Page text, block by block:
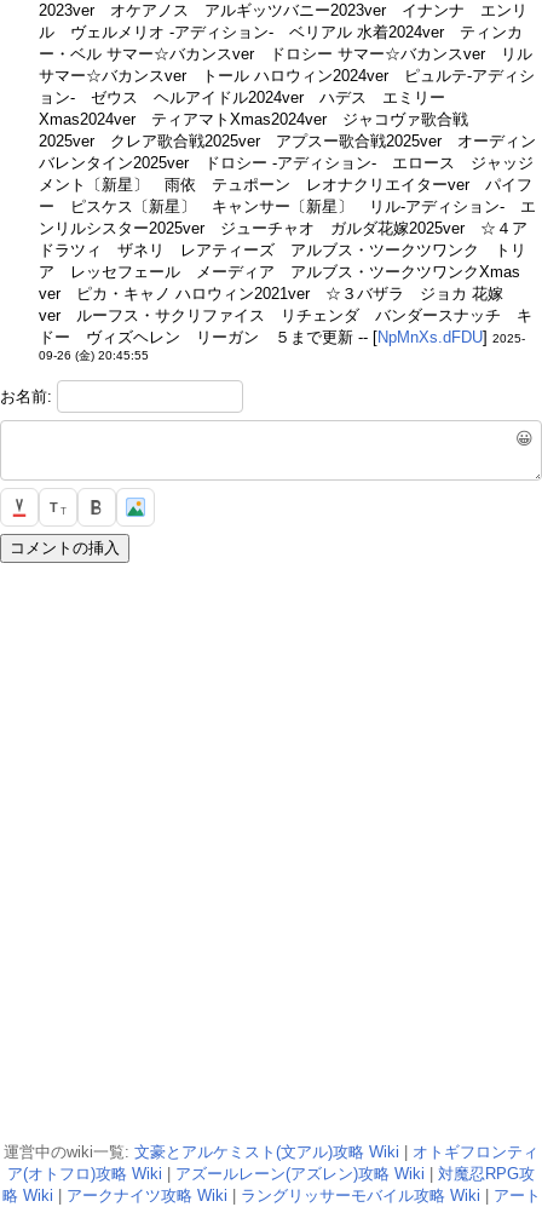
2023ver オケアノス アルギッツバニー2023ver イナンナ エンリ
ル ヴェルメリオ -アディション- ベリアル 水着2024ver ティンカ
ー・ベル サマー☆バカンスver ドロシー サマー☆バカンスver リル
サマー☆バカンスver トール ハロウィン2024ver ピュルテ-アディシ
ョン- ゼウス ヘルアイドル2024ver ハデス エミリー
Xmas2024ver ティアマトXmas2024ver ジャコヴァ歌合戦
2025ver クレア歌合戦2025ver アプスー歌合戦2025ver オーディン
バレンタイン2025ver ドロシー -アディション- エロース ジャッジ
メント〔新星〕 雨依 テュポーン レオナクリエイターver パイフ
ー ピスケス〔新星〕 キャンサー〔新星〕 リル-アディション- エ
ンリルシスター2025ver ジューチャオ ガルダ花嫁2025ver ☆４ア
ドラツィ ザネリ レアティーズ アルブス・ツークツワンク トリ
ア レッセフェール メーディア アルブス・ツークツワンクXmas
ver ピカ・キャノ ハロウィン2021ver ☆３バザラ ジョカ 花嫁
ver ルーフス・サクリファイス リチェンダ バンダースナッチ キ
ドー ヴィズヘレン リーガン ５まで更新 -- [NpMnXs.dFDU] 2025-
09-26 (金) 20:45:55
お名前:
😀
T T
運営中のwiki一覧: 文豪とアルケミスト(文アル)攻略 Wiki
オトギフロンティ
ア(オトフロ)攻略 Wiki
アズールレーン(アズレン)攻略 Wiki
対魔忍RPG攻
略 Wiki
アークナイツ攻略 Wiki ラングリッサーモバイル攻略 Wiki
アート